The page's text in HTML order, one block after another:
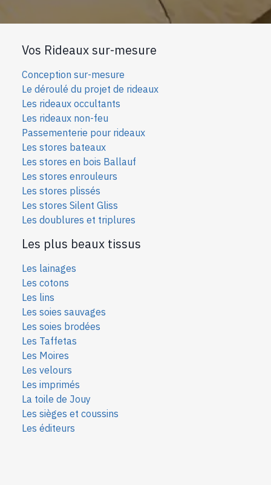
Vos Rideaux sur-mesure
Conception sur-mesure
Le déroulé du projet de rideaux
Les rideaux occultants
Les rideaux non-feu
Passementerie pour rideaux
Les stores bateaux
Les stores en bois Ballauf
Les stores enrouleurs
Les stores plissés
Les stores Silent Gliss
Les doublures et triplures
Les plus beaux tissus
Les lainages
Les cotons
Les lins
Les soies sauvages
Les soies brodées
Les Taffetas
Les Moires
Les velours
Les imprimés
La toile de Jouy
Les sièges et coussins
Les éditeurs